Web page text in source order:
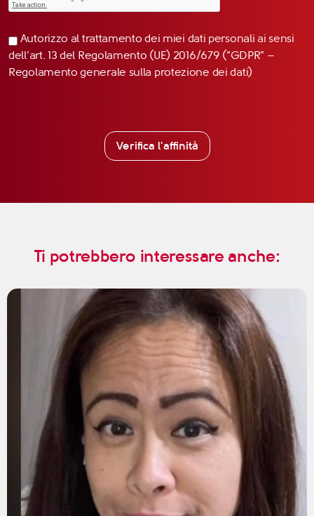
Autorizzo al trattamento dei miei dati personali ai sensi
dell’art. 13 del Regolamento (UE) 2016/679 (“GDPR” –
Regolamento generale sulla protezione dei dati)
Verifica l'affinità
Ti potrebbero interessare anche: